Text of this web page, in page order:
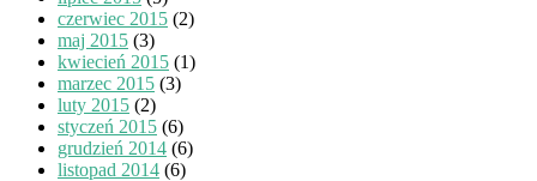
czerwiec 2015 (2)
maj 2015 (3)
kwiecień 2015 (1)
marzec 2015 (3)
luty 2015 (2)
styczeń 2015 (6)
grudzień 2014 (6)
listopad 2014 (6)